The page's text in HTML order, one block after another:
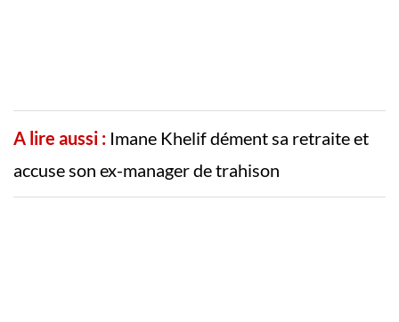
A lire aussi : Imane Khelif dément sa retraite et
accuse son ex-manager de trahison